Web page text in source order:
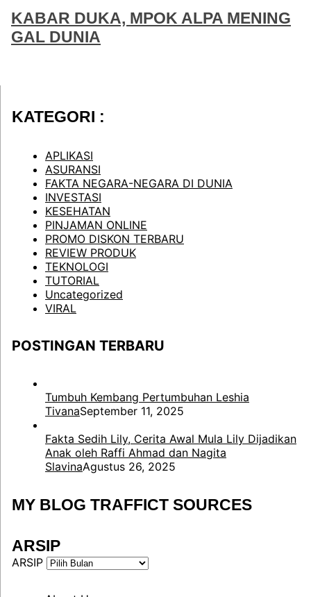
KABAR DUKA, MPOK ALPA MENING
GAL DUNIA
KATEGORI :
APLIKASI
ASURANSI
FAKTA NEGARA-NEGARA DI DUNIA
INVESTASI
KESEHATAN
PINJAMAN ONLINE
PROMO DISKON TERBARU
REVIEW PRODUK
TEKNOLOGI
TUTORIAL
Uncategorized
VIRAL
POSTINGAN TERBARU
Tumbuh Kembang Pertumbuhan Leshia
TivanaSeptember 11, 2025
Fakta Sedih Lily, Cerita Awal Mula Lily Dijadikan
Anak oleh Raffi Ahmad dan Nagita
SlavinaAgustus 26, 2025
MY BLOG TRAFFICT SOURCES
ARSIP
ARSIP